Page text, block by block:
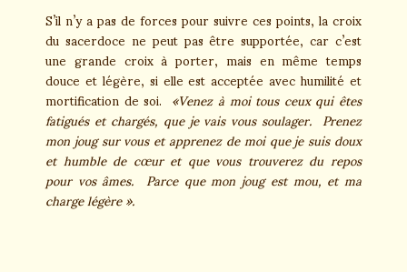
S’il n’y a pas de forces pour suivre ces points, la croix
du sacerdoce ne peut pas être supportée, car c’est
une grande croix à porter, mais en même temps
douce et légère, si elle est acceptée avec humilité et
mortification de soi. «Venez à moi tous ceux qui êtes
fatigués et chargés, que je vais vous soulager. Prenez
mon joug sur vous et apprenez de moi que je suis doux
et humble de cœur et que vous trouverez du repos
pour vos âmes. Parce que mon joug est mou, et ma
charge légère ».